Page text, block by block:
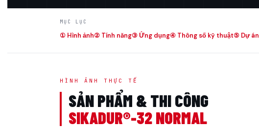
MỤC LỤC
① Hình ảnh② Tính năng③ Ứng dụng④ Thông số kỹ thuật⑤ Dự án
HÌNH ẢNH THỰC TẾ
SẢN PHẨM & THI CÔNG
SIKADUR®-32 NORMAL